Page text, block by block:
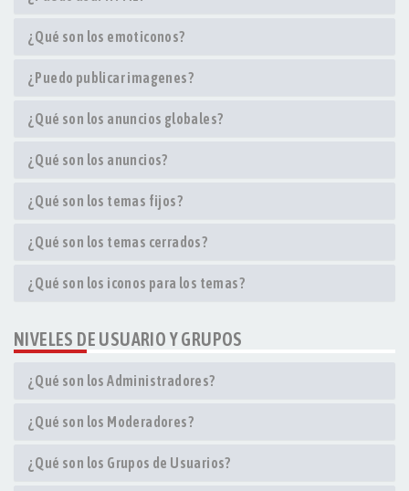
¿Qué son los emoticonos?
¿Puedo publicar imagenes?
¿Qué son los anuncios globales?
¿Qué son los anuncios?
¿Qué son los temas fijos?
¿Qué son los temas cerrados?
¿Qué son los iconos para los temas?
NIVELES DE USUARIO Y GRUPOS
¿Qué son los Administradores?
¿Qué son los Moderadores?
¿Qué son los Grupos de Usuarios?